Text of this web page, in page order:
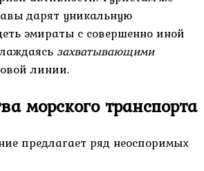
дарят уникальную
эмираты с совершенно иной
захватывающими
линии.
морского транспорта
предлагает ряд неоспоримых